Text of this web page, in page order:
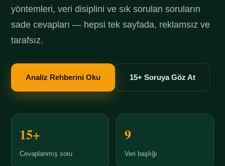
yöntemleri, veri disiplini ve sık sorulan soruların
sade cevapları — hepsi tek sayfada, reklamsız ve
tarafsız.
Analiz Rehberini Oku 15+ Soruya Göz At
15+
Cevaplanmış soru
9
Veri başlığı